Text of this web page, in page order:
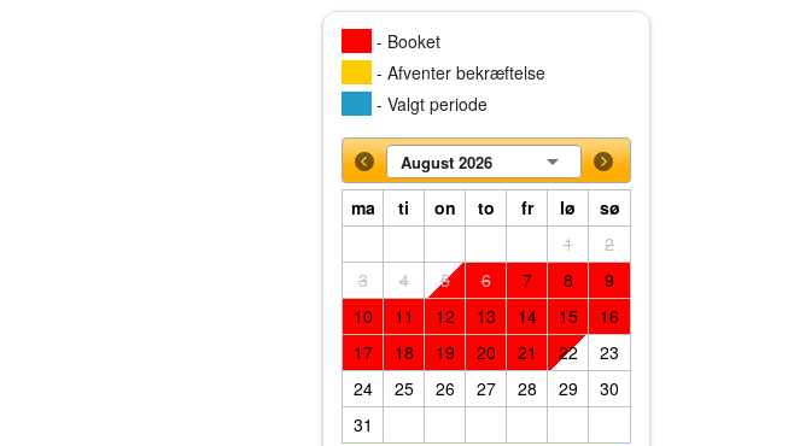
- Booket
- Afventer bekræftelse
- Valgt periode
August 2026
ma ti on to fr lø
sø
1
2
3
4 5 6 7 8
9
10
11 12 13 14 15
16
17
18 19 20 21 22
23
24
25 26 27 28 29
30
31